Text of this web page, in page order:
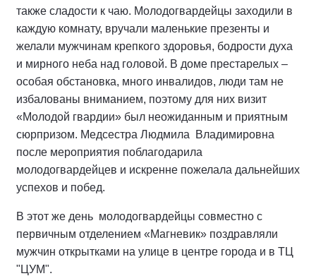
также сладости к чаю. Молодогвардейцы заходили в
каждую комнату, вручали маленькие презенты и
желали мужчинам крепкого здоровья, бодрости духа
и мирного неба над головой. В доме престарелых –
особая обстановка, много инвалидов, люди там не
избалованы вниманием, поэтому для них визит
«Молодой гвардии» был неожиданным и приятным
сюрпризом. Медсестра Людмила Владимировна
после мероприятия поблагодарила
молодогвардейцев и искренне пожелала дальнейших
успехов и побед.
В этот же день молодогвардейцы совместно с
первичным отделением «Магневик» поздравляли
мужчин открытками на улице в центре города и в ТЦ
"ЦУМ".